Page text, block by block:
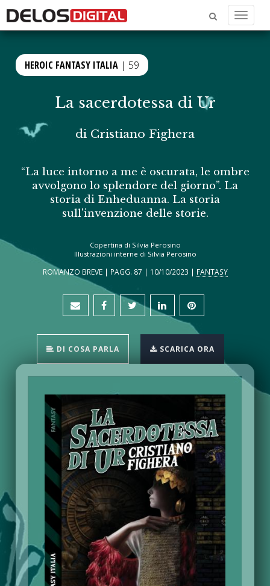
Menu
HEROIC FANTASY ITALIA | 59
La sacerdotessa di Ur
di Cristiano Fighera
“La luce intorno a me è oscurata, le ombre
avvolgono lo splendore del giorno”. La
storia di Enheduanna. La storia
sull'invenzione delle storie.
Copertina di Silvia Perosino
Illustrazioni interne di Silvia Perosino
ROMANZO BREVE | PAGG. 87 | 10/10/2023 | FANTASY
DI COSA PARLA SCARICA ORA